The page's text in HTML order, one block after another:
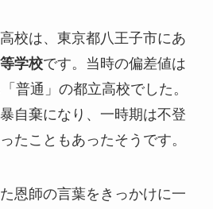
校は、東京都八王子市にあ
学校です。当時の偏差値は
普通」の都立高校でした。
自棄になり、一時期は不登
たこともあったそうです。
恩師の言葉をきっかけに一